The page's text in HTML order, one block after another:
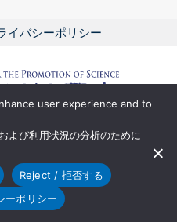
イバシーポリシー
の紹介
読みもの
せ
Promotion of Science
user experience and to
よび利用状況の分析のために
Reject / 拒否する
ーポリシー